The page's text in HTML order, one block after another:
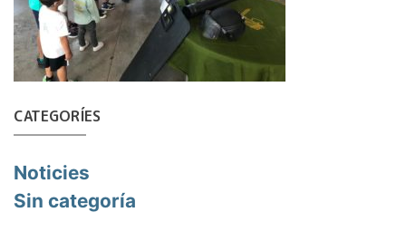
CATEGORÍES
Noticies
Sin categoría